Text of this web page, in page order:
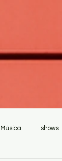
Música shows